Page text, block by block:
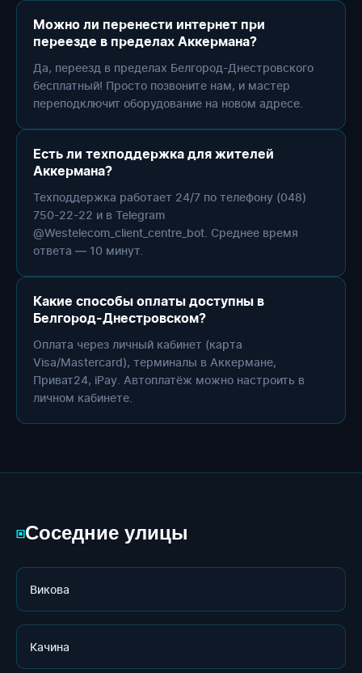
Можно ли перенести интернет при
переезде в пределах Аккермана?
Да, переезд в пределах Белгород-Днестровского
бесплатный! Просто позвоните нам, и мастер
переподключит оборудование на новом адресе.
Есть ли техподдержка для жителей
Аккермана?
Техподдержка работает 24/7 по телефону (048)
750-22-22 и в Telegram
@Westelecom_client_centre_bot. Среднее время
ответа — 10 минут.
Какие способы оплаты доступны в
Белгород-Днестровском?
Оплата через личный кабинет (карта
Visa/Mastercard), терминалы в Аккермане,
Приват24, iPay. Автоплатёж можно настроить в
личном кабинете.
▣Соседние улицы
Викова
Качина